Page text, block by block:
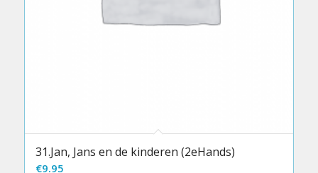
31.Jan, Jans en de kinderen (2eHands)
€9.95